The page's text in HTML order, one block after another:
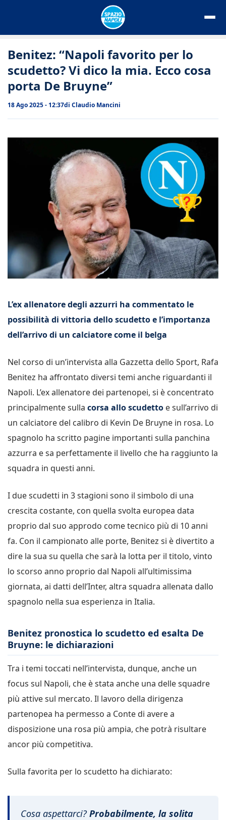
Benitez: “Napoli favorito per lo
scudetto? Vi dico la mia. Ecco cosa
porta De Bruyne”
18 Ago 2025 - 12:37di Claudio Mancini
L’ex allenatore degli azzurri ha commentato le
possibilità di vittoria dello scudetto e l’importanza
dell’arrivo di un calciatore come il belga
Nel corso di un’intervista alla Gazzetta dello Sport, Rafa
Benitez ha affrontato diversi temi anche riguardanti il
Napoli. L’ex allenatore dei partenopei, si è concentrato
principalmente sulla corsa allo scudetto e sull’arrivo di
un calciatore del calibro di Kevin De Bruyne in rosa. Lo
spagnolo ha scritto pagine importanti sulla panchina
azzurra e sa perfettamente il livello che ha raggiunto la
squadra in questi anni.
I due scudetti in 3 stagioni sono il simbolo di una
crescita costante, con quella svolta europea data
proprio dal suo approdo come tecnico più di 10 anni
fa. Con il campionato alle porte, Benitez si è divertito a
dire la sua su quella che sarà la lotta per il titolo, vinto
lo scorso anno proprio dal Napoli all’ultimissima
giornata, ai datti dell’Inter, altra squadra allenata dallo
spagnolo nella sua esperienza in Italia.
Benitez pronostica lo scudetto ed esalta De
Bruyne: le dichiarazioni
Tra i temi toccati nell’intervista, dunque, anche un
focus sul Napoli, che è stata anche una delle squadre
più attive sul mercato. Il lavoro della dirigenza
partenopea ha permesso a Conte di avere a
disposizione una rosa più ampia, che potrà risultare
ancor più competitiva.
Sulla favorita per lo scudetto ha dichiarato:
Cosa aspettarci?Probabilmente, la solita